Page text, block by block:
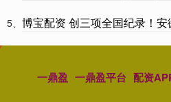
5、 博宝配资 创三项全国纪录！
一鼎盈 一鼎盈平台 配资